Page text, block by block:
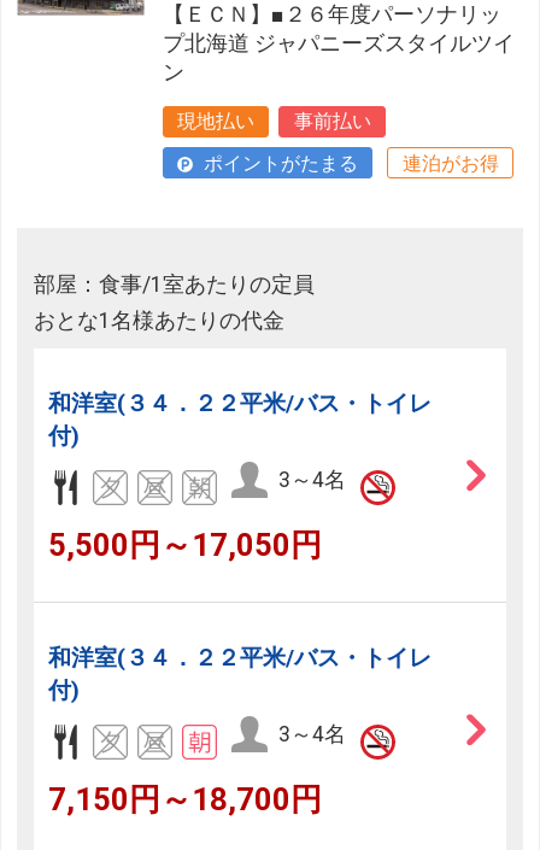
【ＥＣＮ】■２６年度パーソナリッ
プ北海道 ジャパニーズスタイルツイ
ン
現地払い
事前払い
ポイントがたまる
連泊がお得
部屋：食事/1室あたりの定員
おとな1名様あたりの代金
和洋室(３４．２２平米/バス・トイレ
付)
3～4名
5,500円～17,050円
和洋室(３４．２２平米/バス・トイレ
付)
3～4名
7,150円～18,700円